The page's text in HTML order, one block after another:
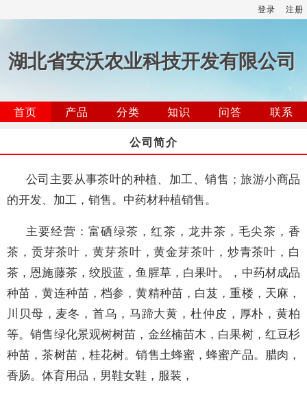
登录 注册
湖北省安沃农业科技开发有限公司
首页 产品 分类 知识 问答
联系
公司简介
公司主要从事茶叶的种植、加工、销售；旅游小商品
的开发、加工，销售。中药材种植销售。
主要经营：富硒绿茶，红茶，龙井茶，毛尖茶，香
茶，贡芽茶叶，黄芽茶叶，黄金芽茶叶，炒青茶叶，白
茶，恩施藤茶，绞股蓝，鱼腥草，白果叶。，中药材成品
种苗，黄连种苗，档参，黄精种苗，白芨，重楼，天麻，
川贝母，麦冬，首乌，马蹄大黄，杜仲皮，厚朴，黄柏
等。销售绿化景观树树苗，金丝楠苗木，白果树，红豆杉
种苗，茶树苗，桂花树。销售土蜂蜜，蜂蜜产品。腊肉，
香肠。体育用品，男鞋女鞋，服装，